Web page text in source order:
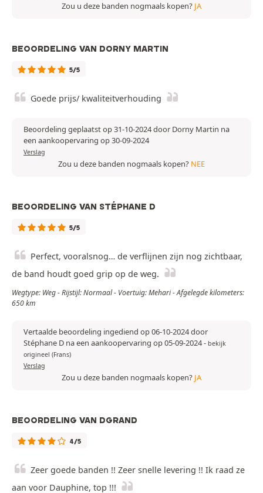
Zou u deze banden nogmaals kopen? JA
BEOORDELING VAN DORNY MARTIN
5/5
Goede prijs/ kwaliteitverhouding
Beoordeling geplaatst op 31-10-2024 door Dorny Martin na
een aankoopervaring op 30-09-2024
Verslag
Zou u deze banden nogmaals kopen? NEE
BEOORDELING VAN STÉPHANE D
5/5
Perfect, vooralsnog… de verflijnen zijn nog zichtbaar,
de band houdt goed grip op de weg.
Wegtype: Weg - Rijstijl: Normaal - Voertuig: Mehari - Afgelegde kilometers:
650 km
Vertaalde beoordeling ingediend op 06-10-2024 door
Stéphane D na een aankoopervaring op 05-09-2024- bekijk
origineel (Frans)
Verslag
Zou u deze banden nogmaals kopen? JA
BEOORDELING VAN DGRAND
4/5
Zeer goede banden !! Zeer snelle levering !! Ik raad ze
aan voor Dauphine, top !!!